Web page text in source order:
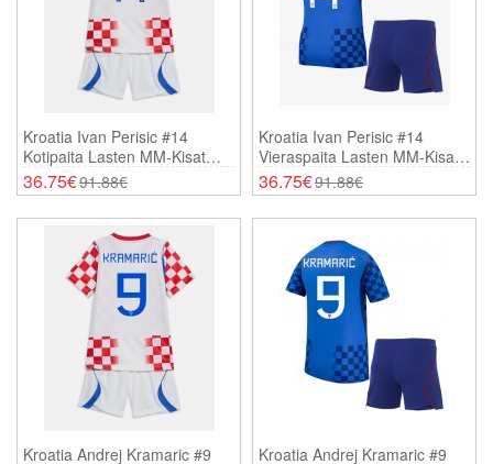
Kroatia Ivan Perisic #14
Kotipaita Lasten MM-Kisat
2026 Lyhythihainen (+
Shortsit)
36.75€91.88€
Kroatia Ivan Perisic #14
Vieraspaita Lasten MM-Kisat
2026 Lyhythihainen (+
Shortsit)
36.75€91.88€
Kroatia Andrej Kramaric #9
Kroatia Andrej Kramaric #9